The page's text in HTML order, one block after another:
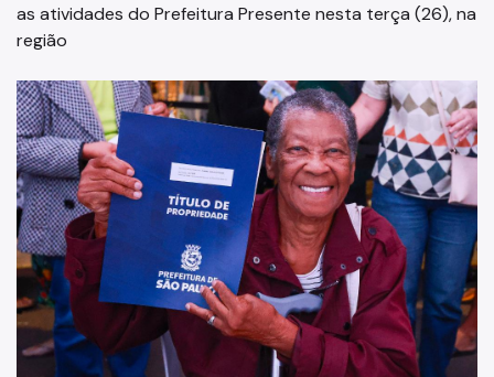
as atividades do Prefeitura Presente nesta terça (26), na
região